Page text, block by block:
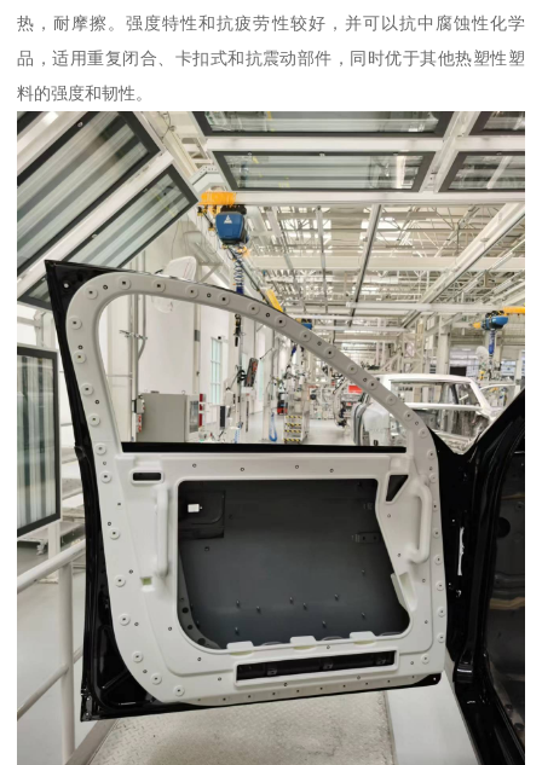
热，耐摩擦。强度特性和抗疲劳性较好，并可以抗中腐蚀性化学
品，适用重复闭合、卡扣式和抗震动部件，同时优于其他热塑性塑
料的强度和韧性。